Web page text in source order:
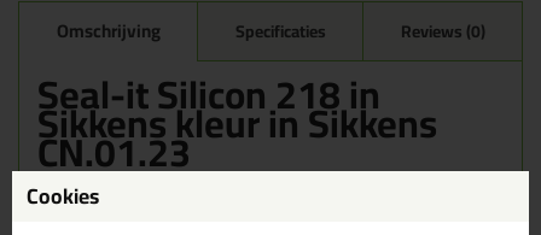
Omschrijving Specificaties Reviews (0)
Seal-it Silicon 218 in
Sikkens kleur in Sikkens
CN.01.23
Bestel de Seal-it Silicon 218 in Sikkens kleur in Sikkens CN.01.23
vandaag nog! Vandaag besteld = morgen in huis.
Cookies